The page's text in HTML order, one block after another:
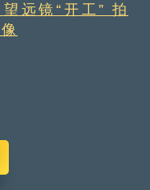
远镜“开工” 拍